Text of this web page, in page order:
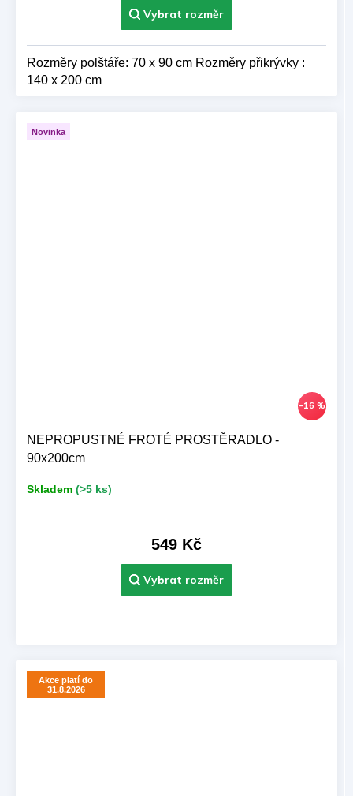
Rozměry polštáře: 70 x 90 cm Rozměry přikrývky :
140 x 200 cm
Novinka
–16 %
NEPROPUSTNÉ FROTÉ PROSTĚRADLO -
90x200cm
Skladem (>5 ks)
549 Kč
Akce platí do
31.8.2026